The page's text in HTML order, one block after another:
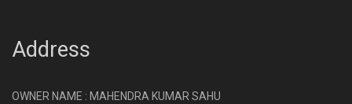
Address
OWNER NAME : MAHENDRA KUMAR SAHU